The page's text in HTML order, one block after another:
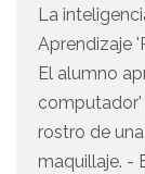
La
Aprendizaje
El alumno
computador'
rostro de
maquillaje. -